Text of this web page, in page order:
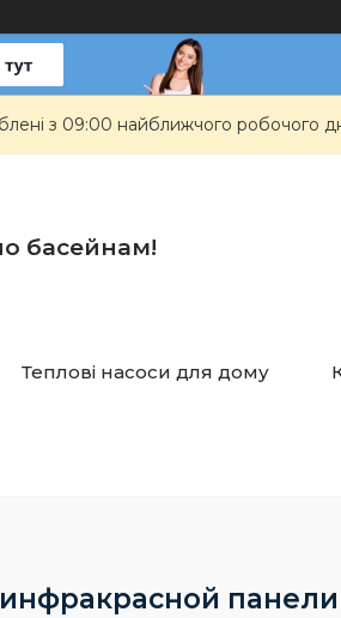
з 09:00 найближчого робочого
басейнам!
Теплові насоси для дому
панели